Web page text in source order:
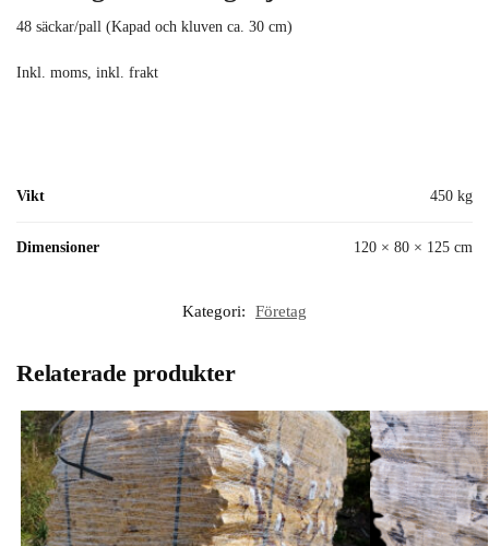
48 säckar/pall (Kapad och kluven ca. 30 cm)
Inkl. moms, inkl. frakt
Vikt 450 kg
Dimensioner 120 × 80 × 125 cm
Kategori: Företag
Relaterade produkter